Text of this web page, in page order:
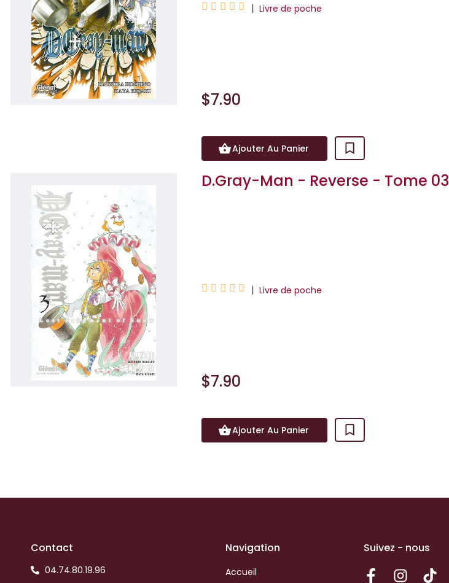
     | Livre de poche
$7.90
Ajouter Au Panier
D.Gray-Man - Reverse - Tome 03
     | Livre de poche
$7.90
Ajouter Au Panier
Contact
04.74.80.19.96
Navigation
Accueil
Suivez - nous